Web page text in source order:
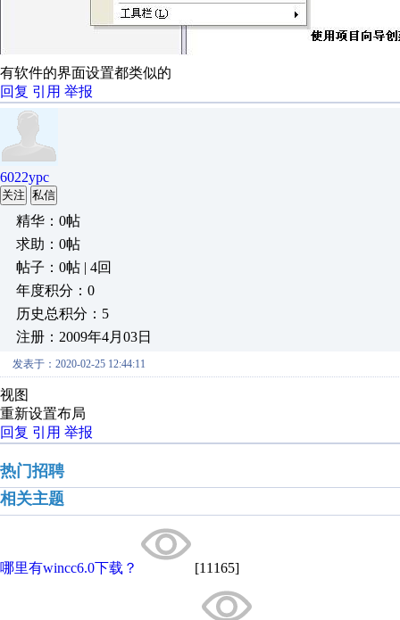
有软件的界面设置都类似的
回复 引用 举报
6022ypc
关注 私信
精华：0帖
求助：0帖
帖子：0帖 | 4回
年度积分：0
历史总积分：5
注册：2009年4月03日
发表于：2020-02-25 12:44:11
视图
重新设置布局
回复 引用 举报
热门招聘
相关主题
哪里有wincc6.0下载？ [11165]